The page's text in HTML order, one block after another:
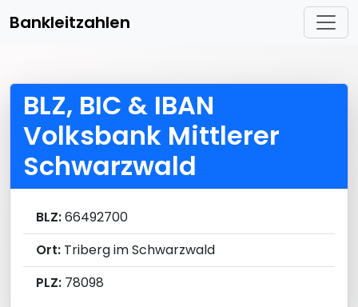
Bankleitzahlen
BLZ, BIC & IBAN
Volksbank Mittlerer
Schwarzwald
BLZ:66492700
Ort: Triberg im Schwarzwald
PLZ: 78098